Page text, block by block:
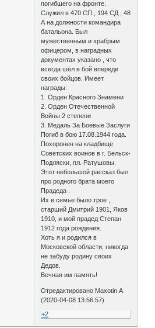
погибшего на фронте.
Служил в 470 СП , 194 СД , 48
А на должности командира
батальона. Был
мужественным и храбрым
офицером, в наградных
документах указано , что
всегда шёл в бой впереди
своих бойцов. Имеет
награды:
1. Орден Красного Знамени
2. Орден Отечественной
Войны 2 степени
3. Медаль За Боевые Заслуги
Погиб в бою 17.08.1944 года.
Похоронен на кладбище
Советских воинов в г. Бельск-
Подляски, пл. Ратушовы.
Этот небольшой рассказ был
про родного брата моего
Прадеда .
Их в семье было трое ,
старший Дмитрий 1901, Яков
1910, и мой прадед Степан
1912 года рождения.
Хоть я и родился в
Московской области, никогда
не забуду родину своих
Дедов.
Вечная им память!
Отредактировано Maxotin.A
(2020-04-08 13:56:57)
+2